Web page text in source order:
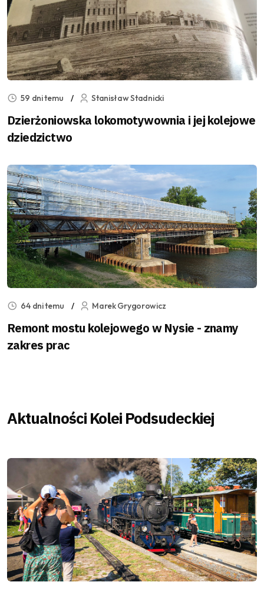
59 dni temu Stanisław Stadnicki
Dzierżoniowska lokomotywownia i jej kolejowe
dziedzictwo
64 dni temu Marek Grygorowicz
Remont mostu kolejowego w Nysie - znamy
zakres prac
Aktualności Kolei Podsudeckiej